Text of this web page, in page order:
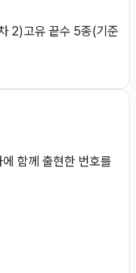
2)고유 끝수 5종(기준
함께 출현한 번호를